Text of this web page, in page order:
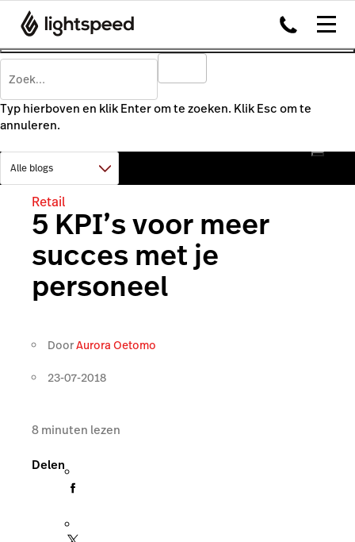
Typ hierboven en klik Enter om te zoeken. Klik Esc om te
annuleren.
Retail
5 KPI’s voor meer
succes met je
personeel
DoorAurora Oetomo
23-07-2018
8minuten lezen
Delen